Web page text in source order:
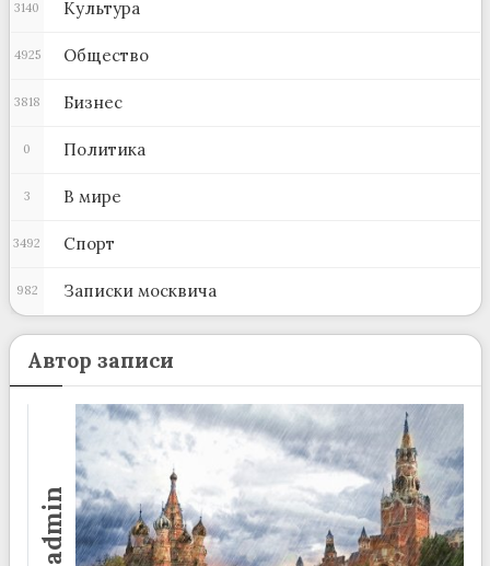
Культура
3140
Общество
4925
Бизнес
3818
Политика
0
В мире
3
Спорт
3492
Записки москвича
982
Автор записи
admin